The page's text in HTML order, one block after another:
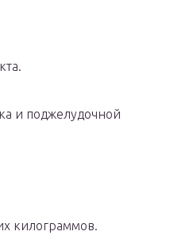
и поджелудочной
килограммов.